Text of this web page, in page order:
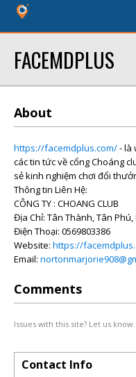
FACEMDPLUS
About
https://facemdplus.com/- là
các tin tức về cổng Choáng
sẻ kinh nghiệm chơi đổi
Thông tin Liên Hệ:
CÔNG TY : CHOANG CLUB
Địa Chỉ: Tân Thành, Tân
Điện Thoại: 0569803386
Website: https://
Email:
Comments
Issues with this site? Let us know.
Contact Info